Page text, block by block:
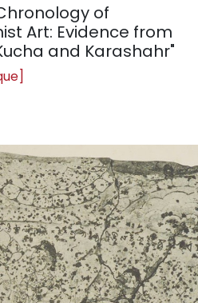
of
Art: Evidence from
and Karashahr"